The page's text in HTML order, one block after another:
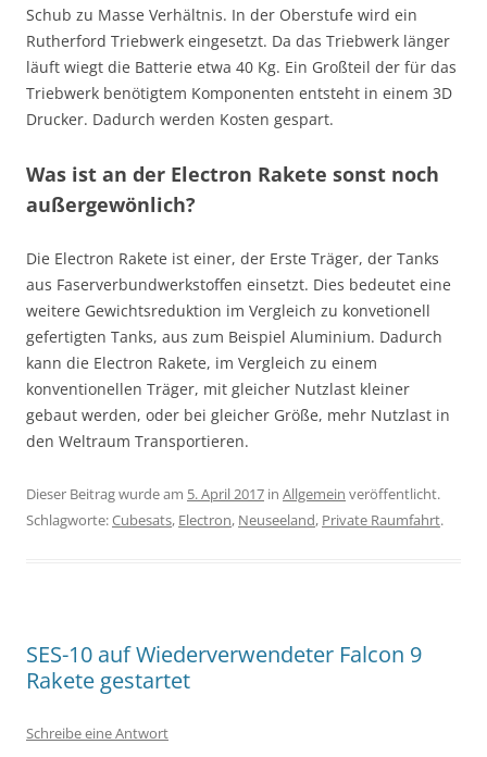
Schub zu Masse Verhältnis. In der Oberstufe wird ein
Rutherford Triebwerk eingesetzt. Da das Triebwerk länger
läuft wiegt die Batterie etwa 40 Kg. Ein Großteil der für das
Triebwerk benötigtem Komponenten entsteht in einem 3D
Drucker. Dadurch werden Kosten gespart.
Was ist an der Electron Rakete sonst noch
außergewönlich?
Die Electron Rakete ist einer, der Erste Träger, der Tanks
aus Faserverbundwerkstoffen einsetzt. Dies bedeutet eine
weitere Gewichtsreduktion im Vergleich zu konvetionell
gefertigten Tanks, aus zum Beispiel Aluminium. Dadurch
kann die Electron Rakete, im Vergleich zu einem
konventionellen Träger, mit gleicher Nutzlast kleiner
gebaut werden, oder bei gleicher Größe, mehr Nutzlast in
den Weltraum Transportieren.
Dieser Beitrag wurde am 5. April 2017 in Allgemein veröffentlicht.
Schlagworte:Cubesats, Electron, Neuseeland, Private Raumfahrt.
SES-10 auf Wiederverwendeter Falcon 9
Rakete gestartet
Schreibe eine Antwort